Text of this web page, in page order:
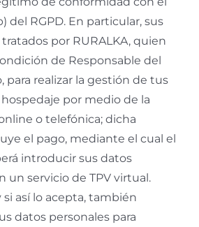
del RGPD. En particular, sus
por RURALKA, quien
de Responsable del
para realizar la gestión de tus
hospedaje por medio de la
o telefónica; dicha
el pago, mediante el cual el
introducir sus datos
un servicio de TPV virtual.
si así lo acepta, también
datos personales para